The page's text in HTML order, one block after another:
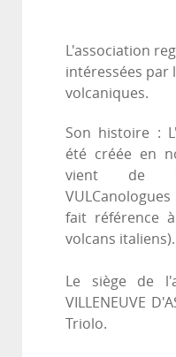
L'association
intéressées par
volcaniques.
Son histoire :
été créée en
vient de
fait référence
volcans italiens).
Le siège de
VILLENEUVE
Triolo.